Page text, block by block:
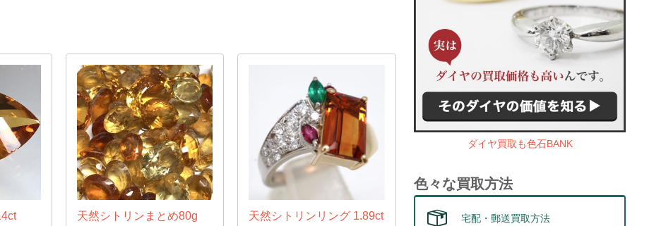
天然シトリンまとめ80g 天然シトリンリング 1.89ct
ダイヤ買取も色石BANK
色々な買取方法
宅配・郵送買取方法